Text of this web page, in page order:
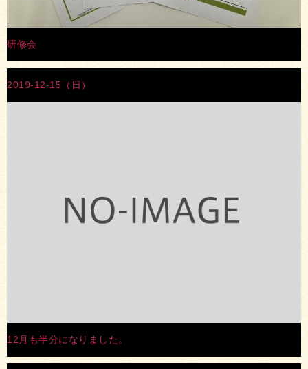
研修会
2019-12-15（日）
12月も半分になりました。